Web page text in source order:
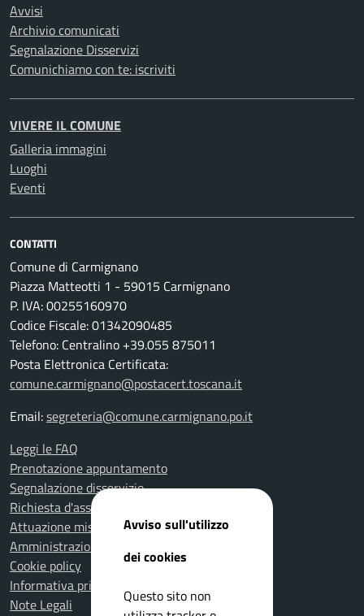
Avvisi
Archivio comunicati
Segnalazione Disservizi
Comunichiamo con te: iscriviti
VIVERE IL COMUNE
Galleria immagini
Luoghi
Eventi
CONTATTI
Comune di Carmignano
Piazza Matteotti 1 - 59015 Carmignano
P. IVA: 00255160970
Codice Fiscale: 01342090485
Telefono: Centralino +39.055 875011
Posta Elettronica Certificata:
comune.carmignano@postacert.toscana.it
Email:segreteria@comune.carmignano.po.it
Leggi le FAQ
Prenotazione appuntamento
Segnalazione disservizio
Richiesta d'assistenza
Attuazione misure PNRR
Amministrazione trasparente
Cookie policy
Informativa privacy
Note Legali
Avviso sull'utilizzo
dei cookies
Questo sito non